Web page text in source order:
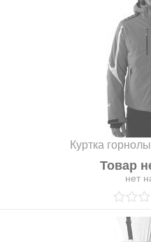
Куртка
Товар
нет